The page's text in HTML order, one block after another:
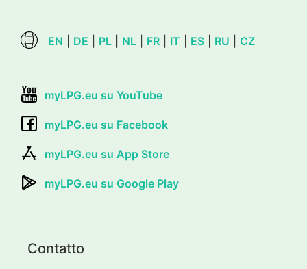
EN DE PL NL FR IT ES RU CZ
myLPG.eu su YouTube
myLPG.eu su Facebook
myLPG.eu su App Store
myLPG.eu su Google Play
Contatto